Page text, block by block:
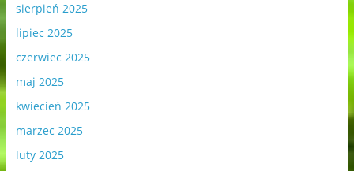
sierpień 2025
lipiec 2025
czerwiec 2025
maj 2025
kwiecień 2025
marzec 2025
luty 2025